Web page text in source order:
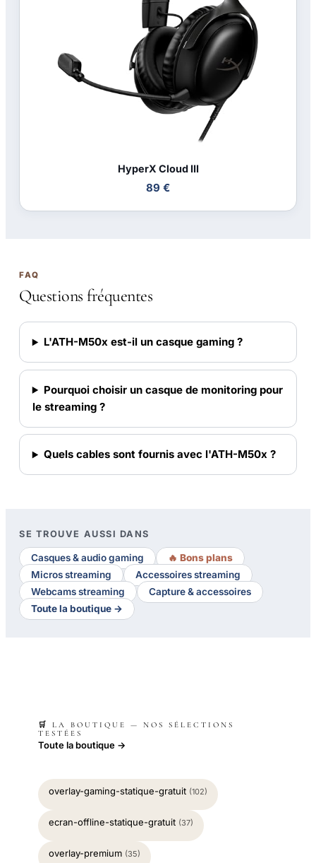
HyperX Cloud III
89 €
FAQ
Questions fréquentes
L'ATH-M50x est-il un casque gaming ?
Pourquoi choisir un casque de monitoring pour
le streaming ?
Quels cables sont fournis avec l'ATH-M50x ?
SE TROUVE AUSSI DANS
Casques & audio gaming
🔥 Bons plans
Micros streaming
Accessoires streaming
Webcams streaming
Capture & accessoires
Toute la boutique →
🛒 LA BOUTIQUE — NOS SÉLECTIONS
TESTÉES
Toute la boutique →
overlay-gaming-statique-gratuit (102)
ecran-offline-statique-gratuit (37)
overlay-premium (35)